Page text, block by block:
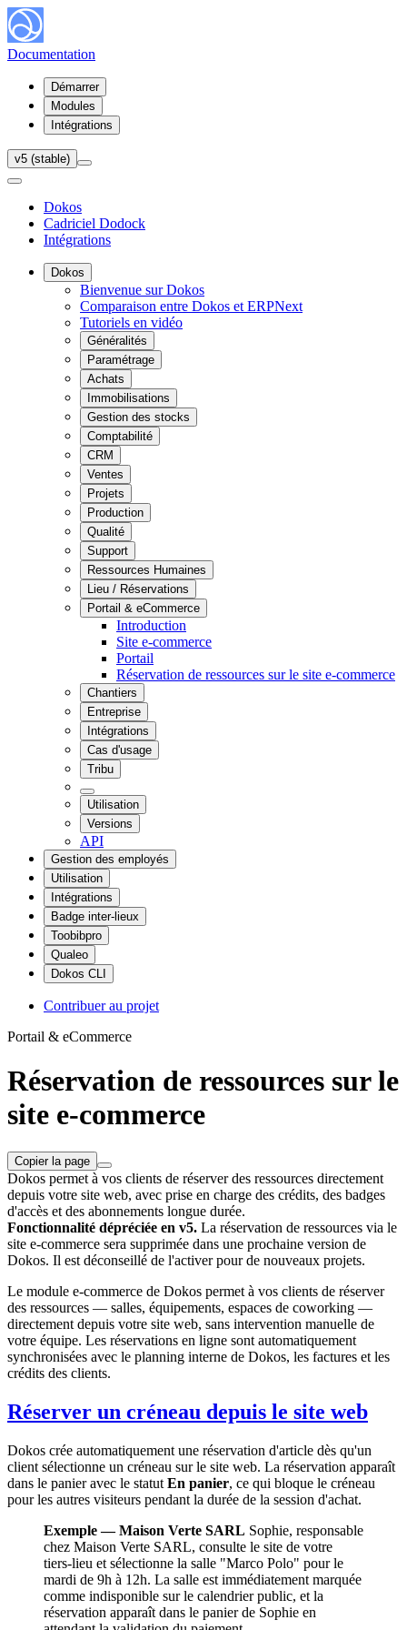
Documentation
Démarrer
Modules
Intégrations
v5 (stable)
Dokos
Cadriciel Dodock
Intégrations
Dokos
Bienvenue sur Dokos
Comparaison entre Dokos et ERPNext
Tutoriels en vidéo
Généralités
Paramétrage
Achats
Immobilisations
Gestion des stocks
Comptabilité
CRM
Ventes
Projets
Production
Qualité
Support
Ressources Humaines
Lieu / Réservations
Portail & eCommerce
Introduction
Site e-commerce
Portail
Réservation de ressources sur le site e-commerce
Chantiers
Entreprise
Intégrations
Cas d'usage
Tribu
Utilisation
Versions
API
Gestion des employés
Utilisation
Intégrations
Badge inter-lieux
Toobibpro
Qualeo
Dokos CLI
Contribuer au projet
Portail & eCommerce
Réservation de ressources sur le
site e-commerce
Copier la page
Dokos permet à vos clients de réserver des ressources directement
depuis votre site web, avec prise en charge des crédits, des badges
d'accès et des abonnements longue durée.
Fonctionnalité dépréciée en v5. La réservation de ressources via le
site e-commerce sera supprimée dans une prochaine version de
Dokos. Il est déconseillé de l'activer pour de nouveaux projets.
Le module e-commerce de Dokos permet à vos clients de réserver
des ressources — salles, équipements, espaces de coworking —
directement depuis votre site web, sans intervention manuelle de
votre équipe. Les réservations en ligne sont automatiquement
synchronisées avec le planning interne de Dokos, les factures et les
crédits des clients.
Réserver un créneau depuis le site web
Dokos crée automatiquement une réservation d'article dès qu'un
client sélectionne un créneau sur le site web. La réservation apparaît
dans le panier avec le statut En panier, ce qui bloque le créneau
pour les autres visiteurs pendant la durée de la session d'achat.
Exemple — Maison Verte SARL Sophie, responsable
chez Maison Verte SARL, consulte le site de votre
tiers-lieu et sélectionne la salle "Marco Polo" pour le
mardi de 9h à 12h. La salle est immédiatement marquée
comme indisponible sur le calendrier public, et la
réservation apparaît dans le panier de Sophie en